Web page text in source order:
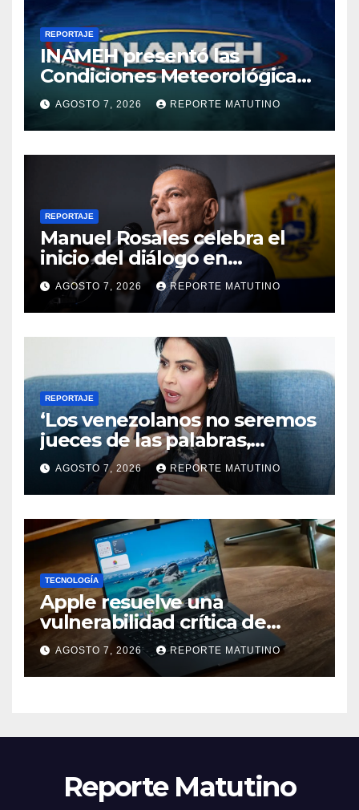
REPORTAJE
INAMEH presentó las
Condiciones Meteorológicas
para las próximas 24 horas,
de este viernes 7 de agosto
2026
AGOSTO 7, 2026 REPORTE MATUTINO
REPORTAJE
Manuel Rosales celebra el
inicio del diálogo en
Venezuela y destaca el
respaldo de EEUU
AGOSTO 7, 2026 REPORTE MATUTINO
REPORTAJE
‘Los venezolanos no seremos
jueces de las palabras,
seremos testigos de los
resultados’
AGOSTO 7, 2026 REPORTE MATUTINO
TECNOLOGÍA
Apple resuelve una
vulnerabilidad crítica de
macOS: actualiza tu Mac
ahora
AGOSTO 7, 2026 REPORTE MATUTINO
Reporte Matutino